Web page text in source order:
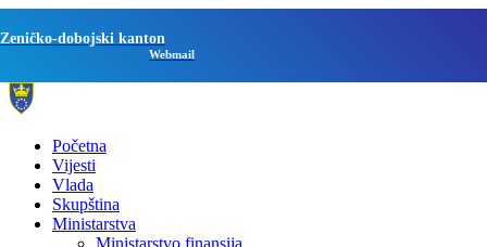
Zeničko-dobojski kanton
Webmail
Početna
Vijesti
Vlada
Skupština
Ministarstva
Ministarstvo finansija